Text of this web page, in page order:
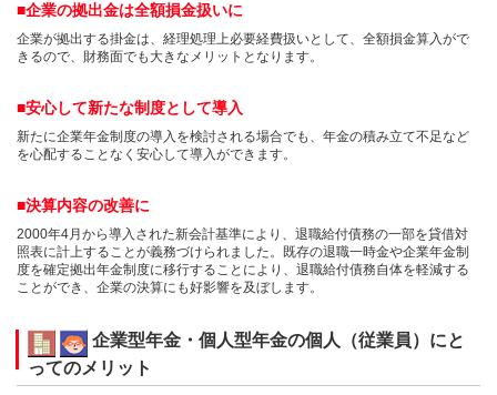
■企業の拠出金は全額損金扱いに
企業が拠出する掛金は、経理処理上必要経費扱いとして、全額損金算入がで
きるので、財務面でも大きなメリットとなります。
■安心して新たな制度として導入
新たに企業年金制度の導入を検討される場合でも、年金の積み立て不足など
を心配することなく安心して導入ができます。
■決算内容の改善に
2000年4月から導入された新会計基準により、退職給付債務の一部を貸借対
照表に計上することが義務づけられました。既存の退職一時金や企業年金制
度を確定拠出年金制度に移行することにより、退職給付債務自体を軽減する
ことができ、企業の決算にも好影響を及ぼします。
企業型年金・個人型年金の個人（従業員）にと
ってのメリット